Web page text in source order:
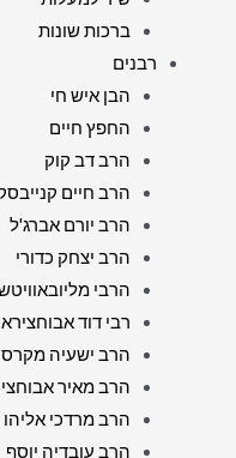
ברכות שונות
רבנים
הבן איש חי
החפץ חיים
הרב דב קוק
הרב חיים
הרב יורם אברג'ל
הרב יצחק כדורי
הרבי
רבי דוד אבוחצירא
הרב ישעיה
הרב מאיר
הרב מרדכי אליהו
הרב עובדיה יוסף